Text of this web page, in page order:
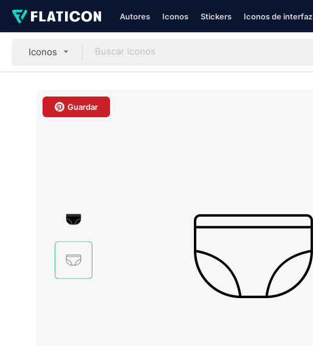
Autores Iconos Stickers Iconos de interfaz
Iconos
Guardar